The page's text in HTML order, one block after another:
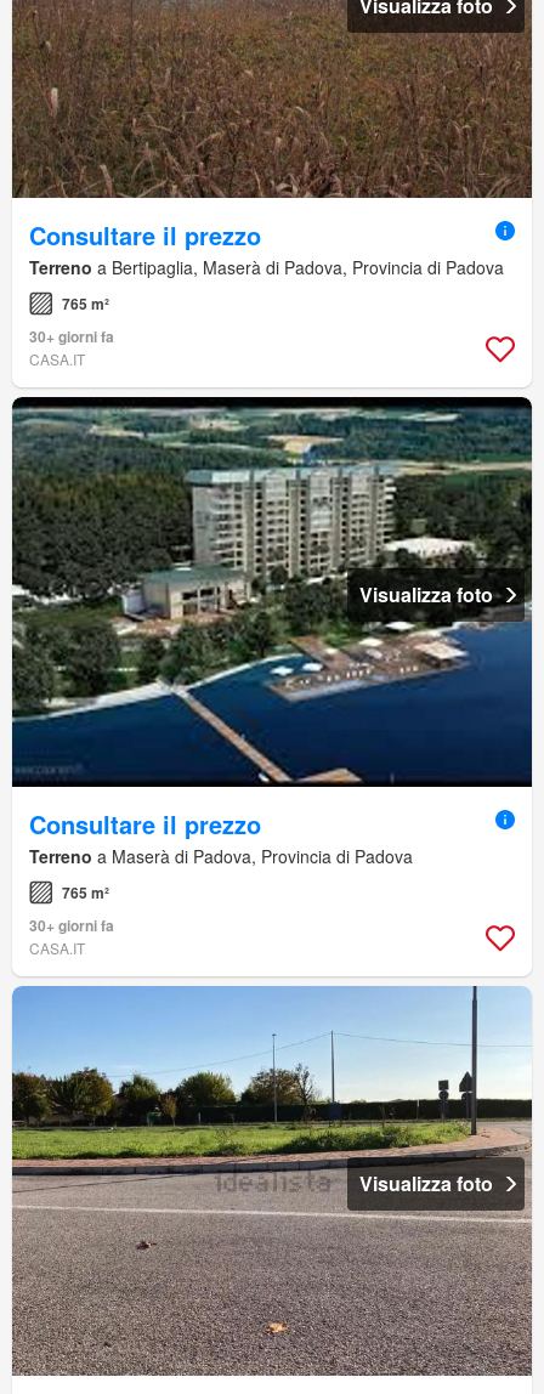
Visualizza foto
Consultare il prezzo
Terreno a Bertipaglia, Maserà di Padova, Provincia di Padova
765 m²
30+ giorni fa
CASA.IT
Visualizza foto
Consultare il prezzo
Terreno a Maserà di Padova, Provincia di Padova
765 m²
30+ giorni fa
CASA.IT
Visualizza foto